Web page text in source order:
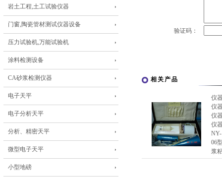
岩土工程,土工试验仪器
门窗,陶瓷管材测试仪器设备
压力试验机,万能试验机
涂料检测设备
CA砂浆检测仪器
电子天平
电子分析天平
分析、精密天平
微型电子天平
小型地磅
验证码：
相关产品
仪
仪
仪
仪
06
浆